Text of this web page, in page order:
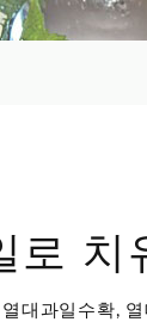
로 치
대과일수확,